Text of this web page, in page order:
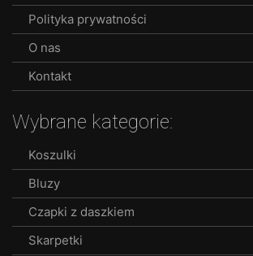
Polityka prywatności
O nas
Kontakt
Wybrane kategorie:
Koszulki
Bluzy
Czapki z daszkiem
Skarpetki